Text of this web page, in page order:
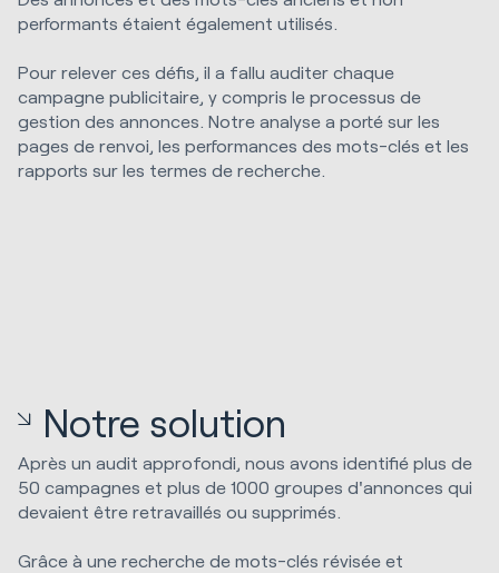
performants étaient également utilisés.
Pour relever ces défis, il a fallu auditer chaque
campagne publicitaire, y compris le processus de
gestion des annonces. Notre analyse a porté sur les
pages de renvoi, les performances des mots-clés et les
rapports sur les termes de recherche.
Notre solution
Après un audit approfondi, nous avons identifié plus de
50 campagnes et plus de 1000 groupes d'annonces qui
devaient être retravaillés ou supprimés.
Grâce à une recherche de mots-clés révisée et